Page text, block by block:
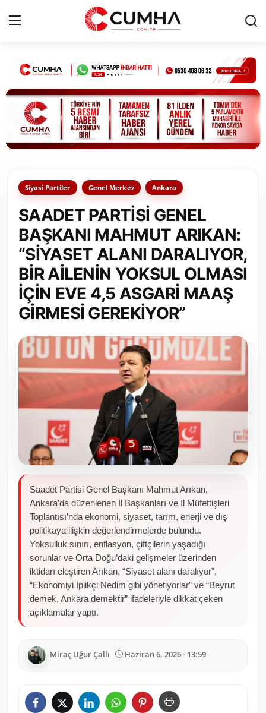
Kurumsal
Cumhurbaşkanlığı
Bakanlıklar
Siyasi Partiler
Yerel Yönetimler
Mülki İdare
Toplum ve Yaşam
Sivil Toplum Kuruluşları
Kamu Kurumları ve Üst Kurullar
Resmi Reklamlar
Siyasi Partiler Genel Merkez Ankara
SAADET PARTİSİ GENEL
BAŞKANI MAHMUT ARIKAN:
“SİYASET ALANI DARALIYOR,
BİR AİLENİN YOKSUL OLMASI
İÇİN EVE 4,5 ASGARİ MAAŞ
GİRMESİ GEREKİYOR”
Saadet Partisi Genel Başkanı Mahmut Arıkan,
Ankara’da düzenlenen İl Başkanları ve İl Müfettişleri
Toplantısı’nda ekonomi, siyaset, tarım, enerji ve dış
politikaya ilişkin değerlendirmelerde bulundu.
Yoksulluk sınırı, enflasyon, çiftçilerin yaşadığı
sorunlar ve Orta Doğu’daki gelişmeler üzerinden
iktidarı eleştiren Arıkan, “Siyaset alanı daralıyor”,
“Ekonomiyi İplikçi Nedim gibi yönetiyorlar” ve “Beyrut
demek, Ankara demektir” ifadeleriyle dikkat çeken
açıklamalar yaptı.
Miraç Uğur Çallı Haziran 6, 2026 - 13:59